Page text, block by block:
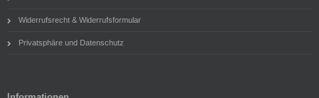
Widerrufsrecht & Widerrufsformular
Privatsphäre und Datenschutz